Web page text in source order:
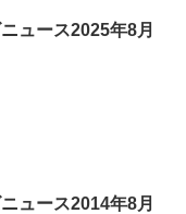
ュース2025年8月
ュース2014年8月